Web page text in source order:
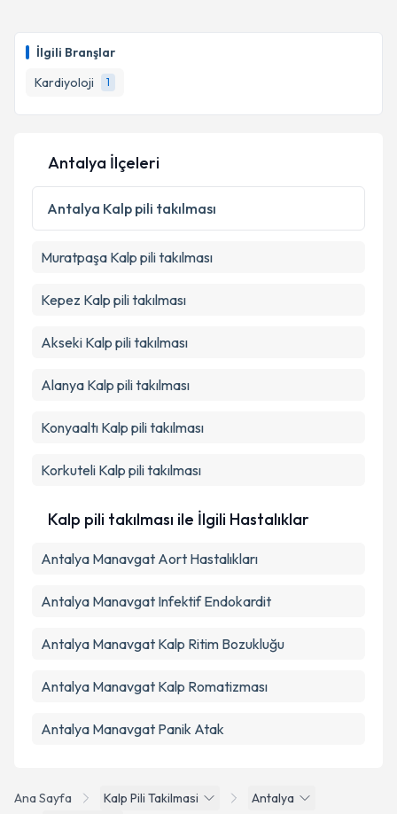
İlgili Branşlar
Kardiyoloji
1
takvim hazırlandığında e-posta ile bilgilendireceğiz.
E-posta Adresiniz
Kişisel verilerimin işlenmesine ilişkinAydınlatma
Metni
'ni okudum ve kişisel verilerimin belirtilen
kapsamda işlenmesini kabul ediyorum.
Ana Sayfa Kalp Pili Takilmasi
Antalya
Antalya İlçeleri
Antalya Kalp pili takılması
Muratpaşa Kalp pili takılması
Kepez Kalp pili takılması
Akseki Kalp pili takılması
Alanya Kalp pili takılması
Konyaaltı Kalp pili takılması
Korkuteli Kalp pili takılması
Kalp pili takılması ile İlgili Hastalıklar
Antalya Manavgat Aort Hastalıkları
Antalya Manavgat Infektif Endokardit
Antalya Manavgat Kalp Ritim Bozukluğu
Antalya Manavgat Kalp Romatizması
Antalya Manavgat Panik Atak